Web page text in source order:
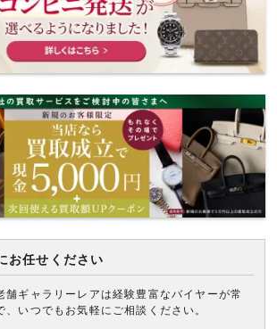
お任せください
舗ギャラリーレアは経験豊富なバイヤーが常
、いつでもお気軽にご相談ください。